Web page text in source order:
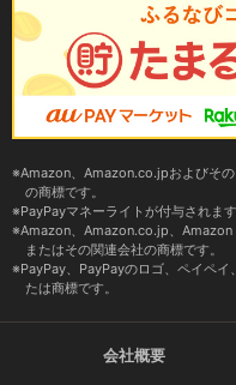
Amazon、Amazon.co.jpおよびそ
の商標です。
PayPayマネーライトが付与されま
Amazon、Amazon.co.jp、Amazon
またはその関連会社の商標です。
PayPay、PayPayのロゴ、ペイペ
たは商標です。
会社概要